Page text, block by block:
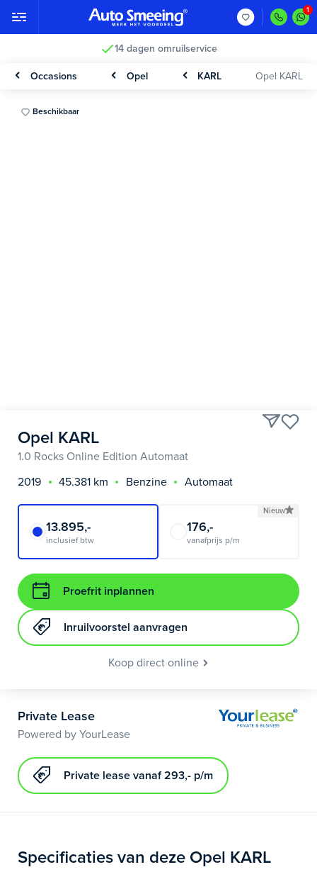
14 dagen omruilservice
Occasions Opel KARL Opel KARL
Beschikbaar
Opel KARL
1.0 Rocks Online Edition Automaat
2019
45.381 km Benzine Automaat
13.895,-
inclusief btw
Nieuw
176,-
vanafprijs p/m
Proefrit inplannen
Inruilvoorstel aanvragen
Koop direct online
Private Lease
Powered by YourLease
Private lease vanaf 293,- p/m
Specificaties van deze Opel KARL